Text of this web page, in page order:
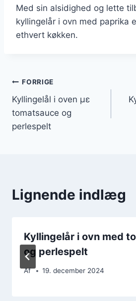
Med sin alsidighed og lette
kyllingelår i ovn med paprika
ethvert køkken.
Indlægsnavigation
FORRIGE
Kyllingelål i oven με
tomatsauce og
perlespelt
Lignende indlæg
Kyllingelår i ovn med
og perlespelt
Af 19. december 2024